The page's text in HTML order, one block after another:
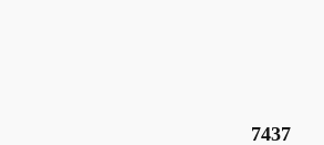
7437